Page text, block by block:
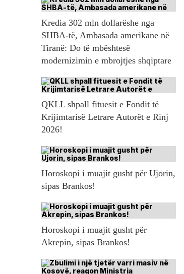
Kredia 302 mln dollarëshe nga
SHBA-të, Ambasada amerikane në
Tiranë: Do të mbështesë
modernizimin e mbrojtjes shqiptare
QKLL shpall fituesit e Fondit të
Krijimtarisë Letrare Autorët e Rinj
2026!
Horoskopi i muajit gusht për Ujorin,
sipas Brankos!
Horoskopi i muajit gusht për
Akrepin, sipas Brankos!